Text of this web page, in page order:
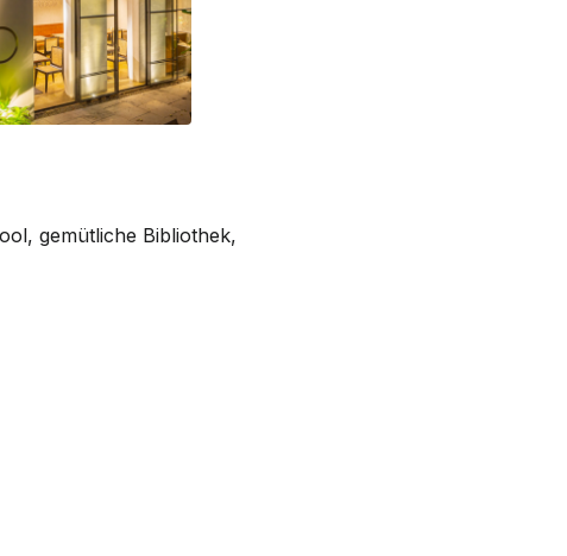
gemütliche Bibliothek,